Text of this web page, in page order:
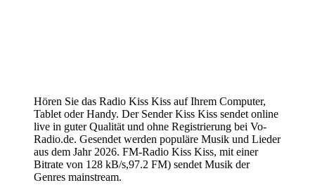
Hören Sie das Radio Kiss Kiss auf Ihrem Computer,
Tablet oder Handy. Der Sender Kiss Kiss sendet online
live in guter Qualität und ohne Registrierung bei Vo-
Radio.de. Gesendet werden populäre Musik und Lieder
aus dem Jahr 2026. FM-Radio Kiss Kiss, mit einer
Bitrate von 128 kB/s,97.2 FM) sendet Musik der
Genres mainstream.